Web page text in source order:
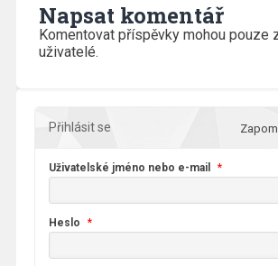
Napsat komentář
Komentovat příspěvky mohou pouze
uživatelé.
Přihlásit se
Uživatelské jméno nebo e-mail *
Heslo *